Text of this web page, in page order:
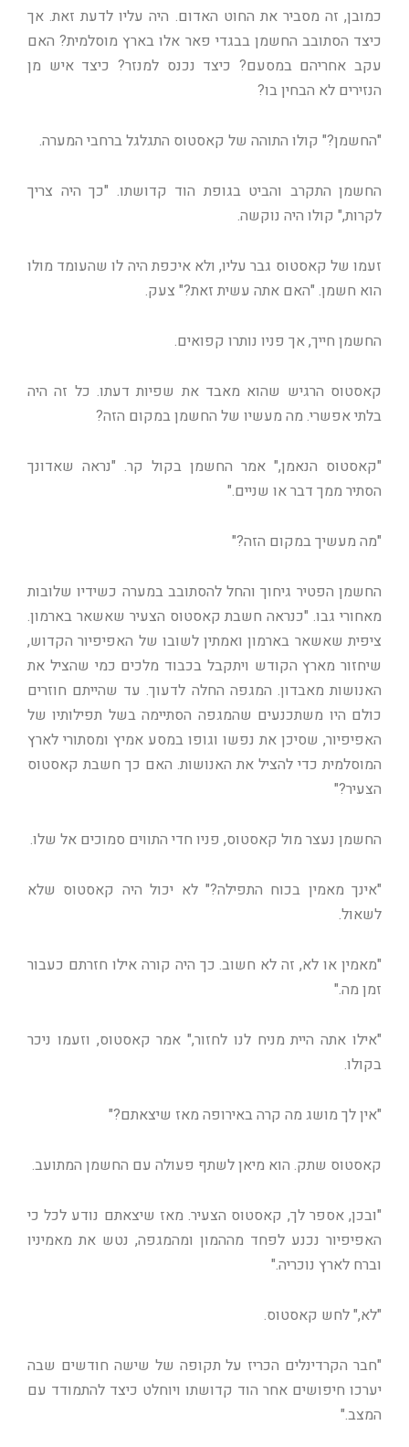
כמובן, זה מסביר את החוט האדום. היה עליו לדעת זאת. אך
כיצד הסתובב החשמן בבגדי פאר אלו בארץ מוסלמית? האם
עקב אחריהם במסעם? כיצד נכנס למנזר? כיצד איש מן
הנזירים לא הבחין בו?
"החשמן?" קולו התוהה של קאסטוס התגלגל ברחבי המערה.
החשמן התקרב והביט בגופת הוד קדושתו. "כך היה צריך
לקרות," קולו היה נוקשה.
זעמו של קאסטוס גבר עליו, ולא איכפת היה לו שהעומד מולו
הוא חשמן. "האם אתה עשית זאת?" צעק.
החשמן חייך, אך פניו נותרו קפואים.
קאסטוס הרגיש שהוא מאבד את שפיות דעתו. כל זה היה
בלתי אפשרי. מה מעשיו של החשמן במקום הזה?
"קאסטוס הנאמן," אמר החשמן בקול קר. "נראה שאדונך
הסתיר ממך דבר או שניים."
"מה מעשיך במקום הזה?"
החשמן הפטיר גיחוך והחל להסתובב במערה כשידיו שלובות
מאחורי גבו. "כנראה חשבת קאסטוס הצעיר שאשאר בארמון.
ציפית שאשאר בארמון ואמתין לשובו של האפיפיור הקדוש,
שיחזור מארץ הקודש ויתקבל בכבוד מלכים כמי שהציל את
האנושות מאבדון. המגפה החלה לדעוך. עד שהייתם חוזרים
כולם היו משתכנעים שהמגפה הסתיימה בשל תפילותיו של
האפיפיור, שסיכן את נפשו וגופו במסע אמיץ ומסתורי לארץ
המוסלמית כדי להציל את האנושות. האם כך חשבת קאסטוס
הצעיר?"
החשמן נעצר מול קאסטוס, פניו חדי התווים סמוכים אל שלו.
"אינך מאמין בכוח התפילה?" לא יכול היה קאסטוס שלא
לשאול.
"מאמין או לא, זה לא חשוב. כך היה קורה אילו חזרתם כעבור
זמן מה."
"אילו אתה היית מניח לנו לחזור," אמר קאסטוס, וזעמו ניכר
בקולו.
"אין לך מושג מה קרה באירופה מאז שיצאתם?"
קאסטוס שתק. הוא מיאן לשתף פעולה עם החשמן המתועב.
"ובכן, אספר לך, קאסטוס הצעיר. מאז שיצאתם נודע לכל כי
האפיפיור נכנע לפחד מההמון ומהמגפה, נטש את מאמיניו
וברח לארץ נוכריה."
"לא," לחש קאסטוס.
"חבר הקרדינלים הכריז על תקופה של שישה חודשים שבה
יערכו חיפושים אחר הוד קדושתו ויוחלט כיצד להתמודד עם
המצב."